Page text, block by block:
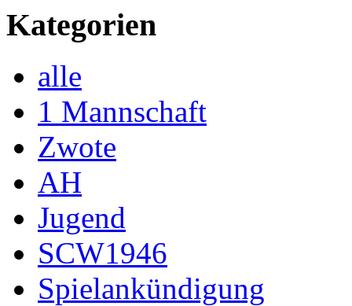
Kategorien
alle
1 Mannschaft
Zwote
AH
Jugend
SCW1946
Spielankündigung